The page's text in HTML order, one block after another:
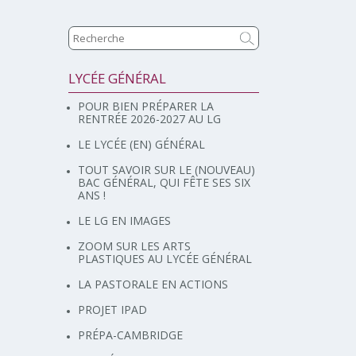
Navigation
LYCÉE GÉNÉRAL
POUR BIEN PRÉPARER LA
RENTRÉE 2026-2027 AU LG
LE LYCÉE (EN) GÉNÉRAL
TOUT SAVOIR SUR LE (NOUVEAU)
BAC GÉNÉRAL, QUI FÊTE SES SIX
ANS !
LE LG EN IMAGES
ZOOM SUR LES ARTS
PLASTIQUES AU LYCÉE GÉNÉRAL
LA PASTORALE EN ACTIONS
PROJET IPAD
PRÉPA-CAMBRIDGE